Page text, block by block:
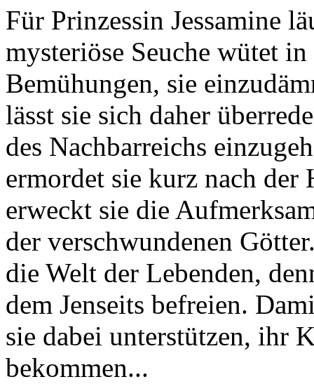
Für Prinzessin Jessamine
mysteriöse Seuche wütet
Bemühungen, sie
lässt sie sich daher
des Nachbarreichs
ermordet sie kurz nach der
erweckt sie die
der verschwundenen
die Welt der Lebenden,
dem Jenseits befreien.
sie dabei unterstützen, ihr
bekommen...